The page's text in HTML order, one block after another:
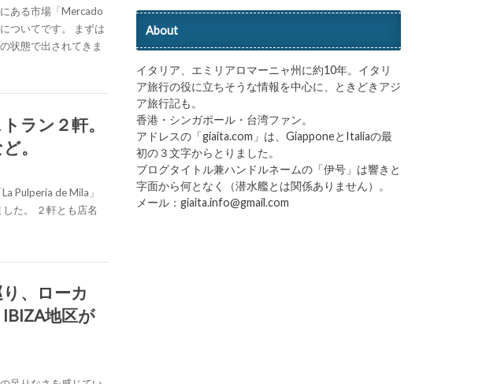
ある市場「Mercado
ついてです。 まずは
状態で出されてきま
ラン２軒。
。
Pulperia de Mila」
た。 ２軒とも店名
、ローカ
地区が
About
イタリア、エミリアロマーニャ州に約10年。イタリ
ア旅行の役に立ちそうな情報を中心に、ときどきアジ
ア旅行記も。
香港・シンガポール・台湾ファン。
アドレスの「giaita.com」は、GiapponeとItaliaの最
初の３文字からとりました。
ブログタイトル兼ハンドルネームの「伊号」は響きと
字面から何となく（潜水艦とは関係ありません）。
メール：giaita.info@gmail.com